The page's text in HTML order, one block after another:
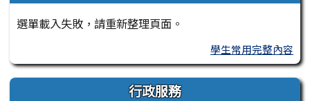
選單載入失敗，請重新整理頁面。
學生常用完整內容
行政服務